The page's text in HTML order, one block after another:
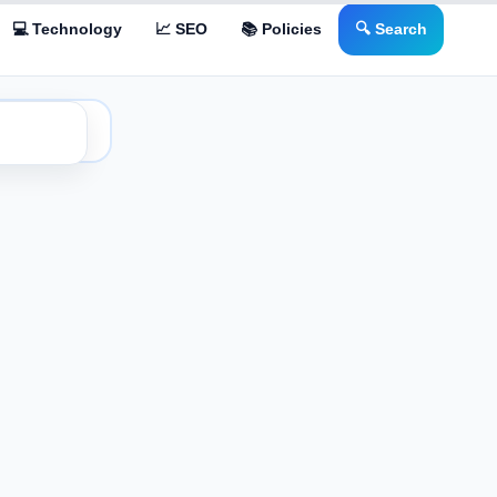
💻 Technology 📈 SEO 📚 Policies 🔍 Search